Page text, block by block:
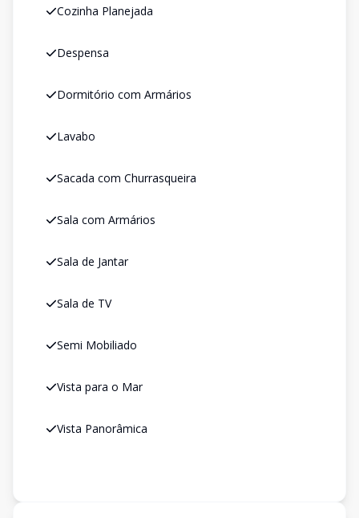
Cozinha Planejada
Despensa
Dormitório com Armários
Lavabo
Sacada com Churrasqueira
Sala com Armários
Sala de Jantar
Sala de TV
Semi Mobiliado
Vista para o Mar
Vista Panorâmica